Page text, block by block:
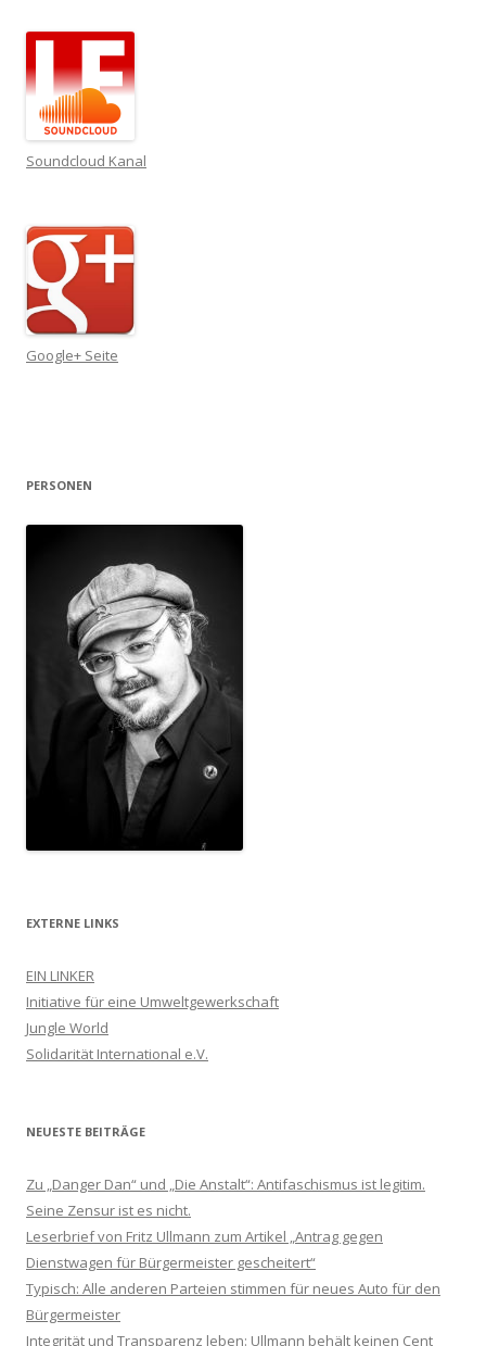
Soundcloud Kanal
Google+ Seite
PERSONEN
EXTERNE LINKS
EIN LINKER
Initiative für eine Umweltgewerkschaft
Jungle World
Solidarität International e.V.
NEUESTE BEITRÄGE
Zu „Danger Dan“ und „Die Anstalt“: Antifaschismus ist legitim.
Seine Zensur ist es nicht.
Leserbrief von Fritz Ullmann zum Artikel „Antrag gegen
Dienstwagen für Bürgermeister gescheitert“
Typisch: Alle anderen Parteien stimmen für neues Auto für den
Bürgermeister
Integrität und Transparenz leben: Ullmann behält keinen Cent